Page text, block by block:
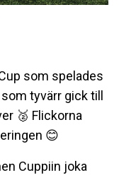
som spelades
tyvärr gick till
🥈 Flickorna
😊
Cuppiin joka